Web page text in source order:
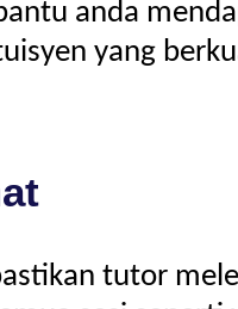
anda
yang
tutor